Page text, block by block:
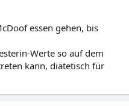
essen gehen, bis
Werte so auf dem
kann, diätetisch für